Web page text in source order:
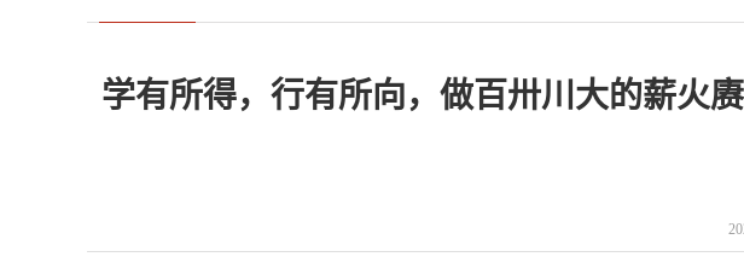
学有所得，行有所向，做百卅川大的薪火